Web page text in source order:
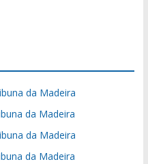
da Madeira
da Madeira
da Madeira
da Madeira